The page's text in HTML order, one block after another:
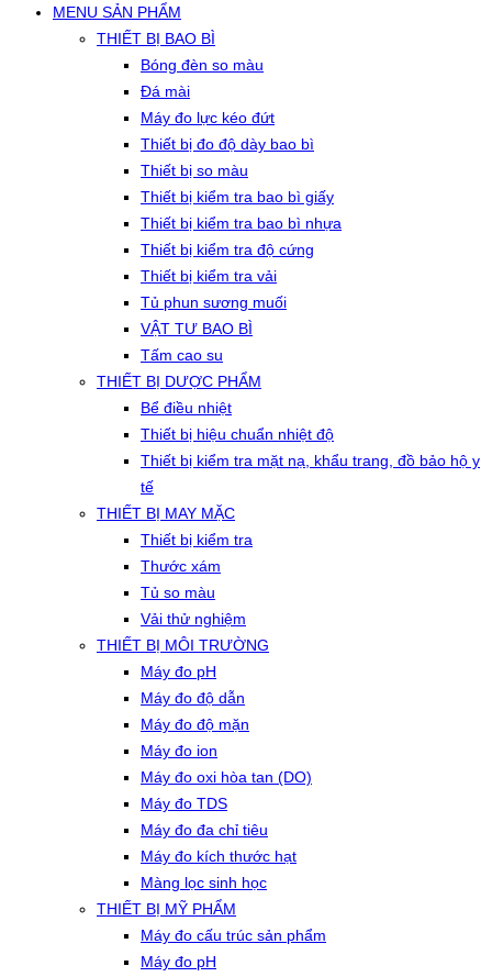
MENU SẢN PHẨM
THIẾT BỊ BAO BÌ
Bóng đèn so màu
Đá mài
Máy đo lực kéo đứt
Thiết bị đo độ dày bao bì
Thiết bị so màu
Thiết bị kiểm tra bao bì giấy
Thiết bị kiểm tra bao bì nhựa
Thiết bị kiểm tra độ cứng
Thiết bị kiểm tra vải
Tủ phun sương muối
VẬT TƯ BAO BÌ
Tấm cao su
THIẾT BỊ DƯỢC PHẨM
Bể điều nhiệt
Thiết bị hiệu chuẩn nhiệt độ
Thiết bị kiểm tra mặt nạ, khẩu trang, đồ bảo hộ y
tế
THIẾT BỊ MAY MẶC
Thiết bị kiểm tra
Thước xám
Tủ so màu
Vải thử nghiệm
THIẾT BỊ MÔI TRƯỜNG
Máy đo pH
Máy đo độ dẫn
Máy đo độ mặn
Máy đo ion
Máy đo oxi hòa tan (DO)
Máy đo TDS
Máy đo đa chỉ tiêu
Máy đo kích thước hạt
Màng lọc sinh học
THIẾT BỊ MỸ PHẨM
Máy đo cấu trúc sản phẩm
Máy đo pH